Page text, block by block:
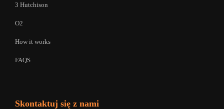
3 Hutchison
O2
How it works
FAQS
Skontaktuj się z nami